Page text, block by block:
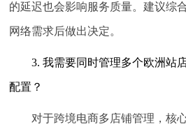
的延迟也会影响服务质量。建议综
网络需求后做出决定。
3. 我需要同时管理多个欧洲站
配置？
对于跨境电商多店铺管理，核